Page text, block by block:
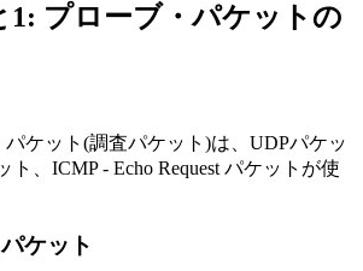
1: プローブ・パケットの
ケット(調査パケット)は、UDPパケッ
ト、ICMP - Echo Request パケットが使
ケット